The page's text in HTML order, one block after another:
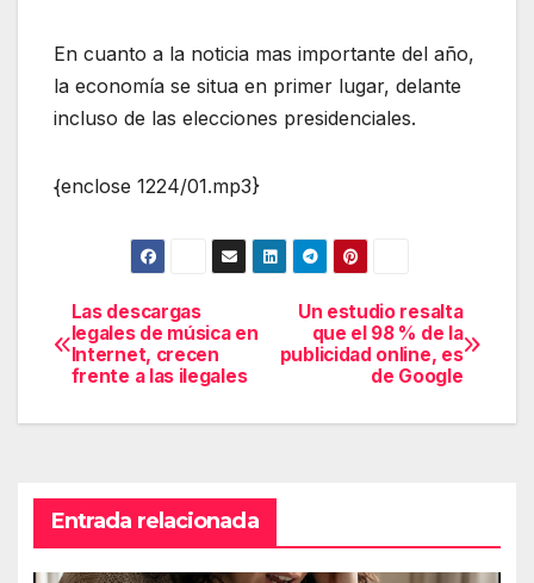
En cuanto a la noticia mas importante del año,
la economía se situa en primer lugar, delante
incluso de las elecciones presidenciales.
{enclose 1224/01.mp3}
Navegación
de
entradas
Un estudio resalta
que el 98 % de la
publicidad online, es
de Google
Las descargas
legales de música en
Internet, crecen
frente a las ilegales
Entrada relacionada